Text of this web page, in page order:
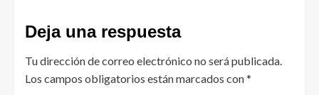
Deja una respuesta
Tu dirección de correo electrónico no será publicada.
Los campos obligatorios están marcados con*